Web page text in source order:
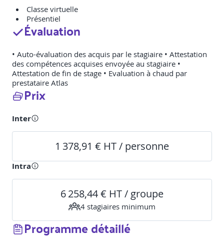
Classe virtuelle
Présentiel
Évaluation
• Auto-évaluation des acquis par le stagiaire • Attestation
des compétences acquises envoyée au stagiaire •
Attestation de fin de stage • Evaluation à chaud par
prestataire Atlas
Prix
Inter
1 378,91 € HT / personne
Intra
6 258,44 € HT / groupe
4 stagiaires minimum
Programme détaillé